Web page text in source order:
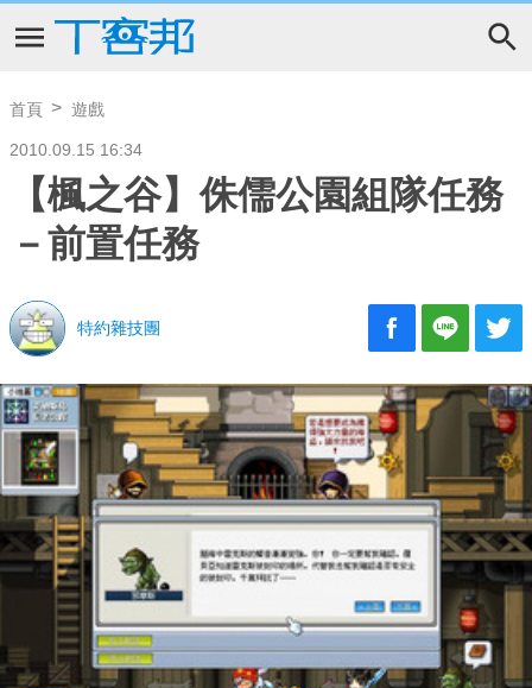
首頁 遊戲
2010.09.15 16:34
【楓之谷】侏儒公園組隊任務
－前置任務
特約雜技團